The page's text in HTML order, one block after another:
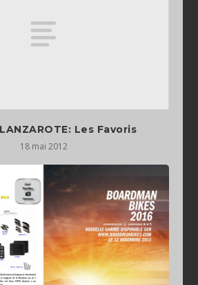
Les Favoris
18 mai 2012